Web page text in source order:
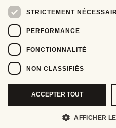
STRICTEMENT
PERFORMANCE
FONCTIONNALITÉ
NON CLASSIFIÉS
ACCEPTER TOUT
AFFICHER